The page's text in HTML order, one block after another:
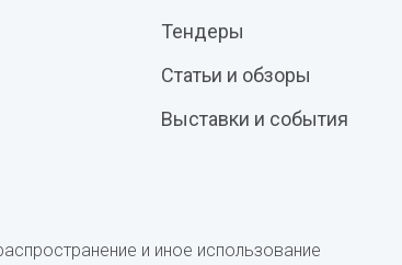
Тендеры
Статьи и обзоры
Выставки и события
и иное использование